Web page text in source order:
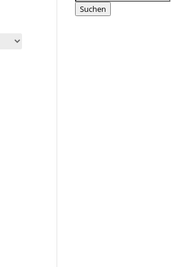
nach:
Suchen